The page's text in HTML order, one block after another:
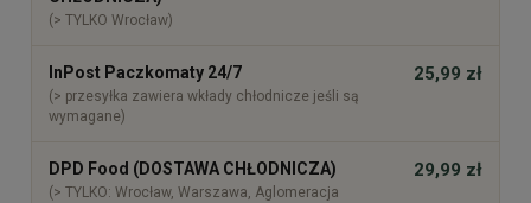
(> TYLKO Wrocław)
InPost Paczkomaty 24/7
(> przesyłka zawiera wkłady chłodnicze jeśli są
wymagane)
25,99 zł
DPD Food (DOSTAWA CHŁODNICZA)
(> TYLKO: Wrocław, Warszawa, Aglomeracja
29,99 zł